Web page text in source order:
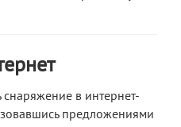
снаряжение в интернет-
предложениями